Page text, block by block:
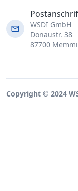
WSDI GmbH
Donaustr. 38
87700
Copyright © 2024